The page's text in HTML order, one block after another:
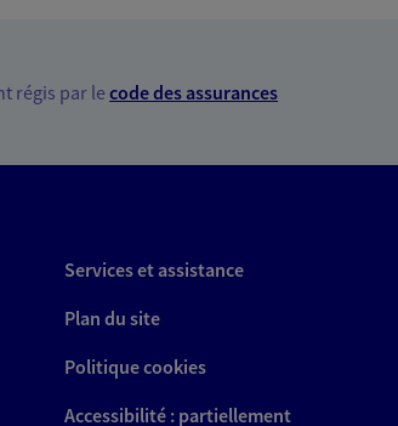
régis par lecode des assurances
Services et assistance
Plan du site
Politique cookies
Accessibilité : partiellement